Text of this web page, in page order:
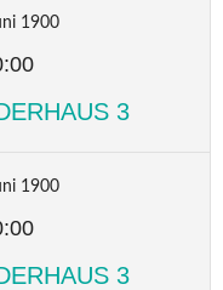
1900
3
1900
3